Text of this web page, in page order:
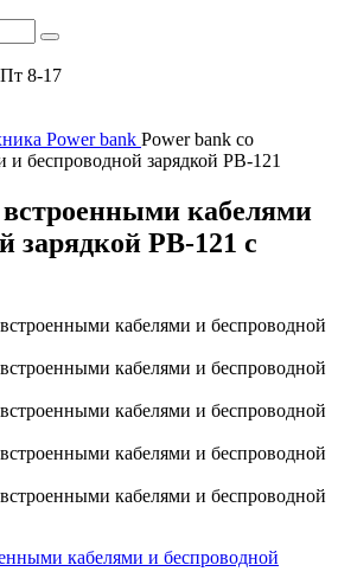
8-17
Power bank Power bank со
беспроводной зарядкой PB-121
кабелями
зарядкой PB-121 с